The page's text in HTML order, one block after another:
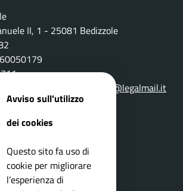
II, 1 - 25081 Bedizzole
comune.bedizzole@legalmail.it
Avviso sull'utilizzo
dei cookies
Questo sito fa uso di
cookie per migliorare
l’esperienza di